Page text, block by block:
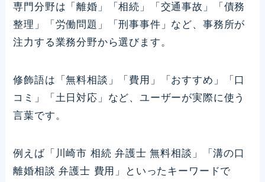
専門分野は「離婚」「相続」「交通事故」「債務
整理」「労働問題」「刑事事件」など、事務所が
注力する業務分野から選びます。
修飾語は「無料相談」「費用」「おすすめ」「口
コミ」「土日対応」など、ユーザーが実際に使う
言葉です。
例えば「川崎市 相続 弁護士 無料相談」「溝の口
離婚相談 弁護士 費用」といったキーワードで